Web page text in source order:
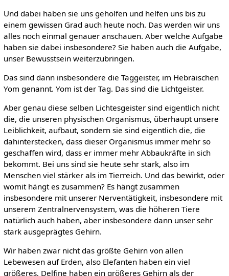
Und dabei haben sie uns geholfen und helfen uns bis zu
einem gewissen Grad auch heute noch. Das werden wir uns
alles noch einmal genauer anschauen. Aber welche Aufgabe
haben sie dabei insbesondere? Sie haben auch die Aufgabe,
unser Bewusstsein weiterzubringen.
Das sind dann insbesondere die Taggeister, im Hebräischen
Yom genannt. Yom ist der Tag. Das sind die Lichtgeister.
Aber genau diese selben Lichtesgeister sind eigentlich nicht
die, die unseren physischen Organismus, überhaupt unsere
Leiblichkeit, aufbaut, sondern sie sind eigentlich die, die
dahinterstecken, dass dieser Organismus immer mehr so
geschaffen wird, dass er immer mehr Abbaukräfte in sich
bekommt. Bei uns sind sie heute sehr stark, also im
Menschen viel stärker als im Tierreich. Und das bewirkt, oder
womit hängt es zusammen? Es hängt zusammen
insbesondere mit unserer Nerventätigkeit, insbesondere mit
unserem Zentralnervensystem, was die höheren Tiere
natürlich auch haben, aber insbesondere dann unser sehr
stark ausgeprägtes Gehirn.
Wir haben zwar nicht das größte Gehirn von allen
Lebewesen auf Erden, also Elefanten haben ein viel
größeres, Delfine haben ein größeres Gehirn als der